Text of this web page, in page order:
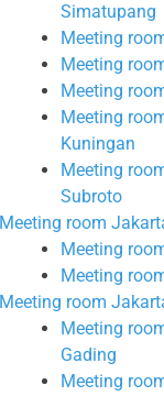
Simatupang
Meeting
Meeting
Meeting
Meeting
Kuningan
Meeting
Subroto
Meeting room
Meeting
Meeting
Meeting room
Meeting
Gading
Meeting